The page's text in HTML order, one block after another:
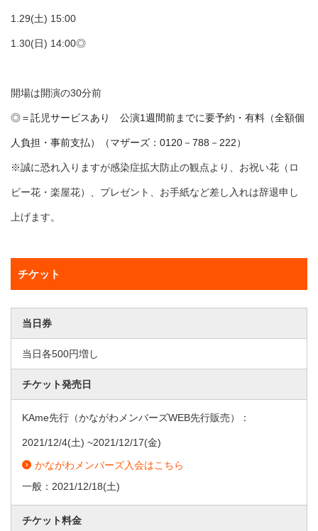
1.29(土) 15:00
1.30(日) 14:00◎
開場は開演の30分前
◎＝託児サービスあり 公演1週間前までに要予約・有料（全額個
人負担・事前支払）（マザーズ：0120－788－222）
※誠に恐れ入りますが感染症拡大防止の観点より、お祝い花（ロ
ビー花・楽屋花）、プレゼント、お手紙など差し入れは辞退申し
上げます。
チケット
当日券
当日各500円増し
チケット発売日
KAme先行（かながわメンバーズWEB先行販売）：
2021/12/4(土) ~2021/12/17(金)
かながわメンバーズ入会はこちら
一般： 2021/12/18(土)
チケット料金